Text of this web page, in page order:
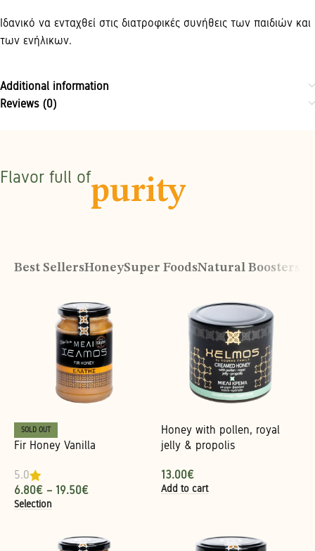
Ιδανικό να ενταχθεί στις διατροφικές συνήθεις των παιδιών και
των ενήλικων.
Additional information
Reviews (0)
Flavor full ofpurity
Best SellersHoneySuper FoodsNatural Boosters
SOLD OUT
Fir Honey Vanilla
5.0
6.80€ – 19.50€
Selection
Honey with pollen, royal
jelly & propolis
13.00€
Add to cart